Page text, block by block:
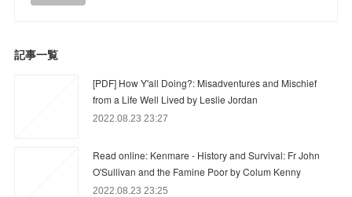
記事一覧
[PDF] How Y'all Doing?: Misadventures and Mischief
from a Life Well Lived by Leslie Jordan
2022.08.23 23:27
Read online: Kenmare - History and Survival: Fr John
O'Sullivan and the Famine Poor by Colum Kenny
2022.08.23 23:25